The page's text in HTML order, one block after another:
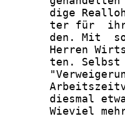
dige
ter für
den. Mit
Herren
ten.
diesmal
Wieviel